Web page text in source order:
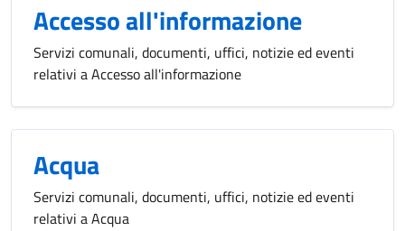
Accesso all'informazione
Servizi comunali, documenti, uffici, notizie ed eventi
relativi a Accesso all'informazione
Acqua
Servizi comunali, documenti, uffici, notizie ed eventi
relativi a Acqua